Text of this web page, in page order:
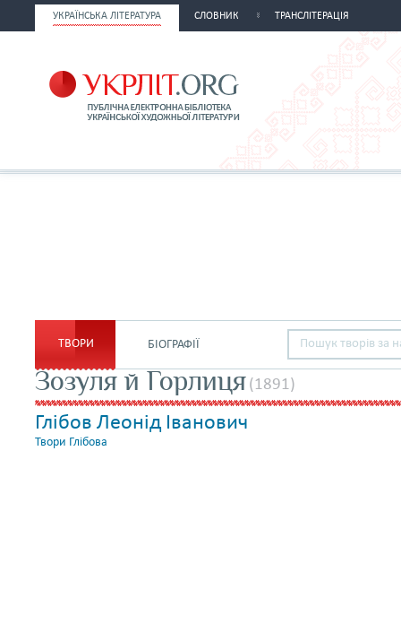
УКРАЇНСЬКА ЛІТЕРАТУРА СЛОВНИК ТРАНСЛІТЕРАЦІЯ
ТВОРИ БІОГРАФІЇ
Зозуля й Горлиця (1891)
Глібов Леонід Іванович
Твори Глібова